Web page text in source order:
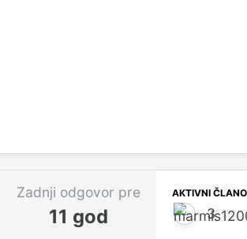
Zadnji odgovor pre
11 god
AKTIVNI
3